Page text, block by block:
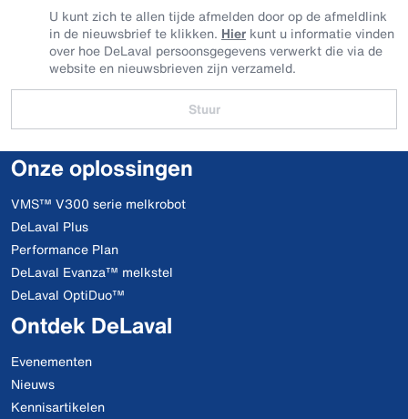
U kunt zich te allen tijde afmelden door op de afmeldlink
in de nieuwsbrief te klikken. Hier kunt u informatie vinden
over hoe DeLaval persoonsgegevens verwerkt die via de
website en nieuwsbrieven zijn verzameld.
Stuur
Onze oplossingen
VMS™ V300 serie melkrobot
DeLaval Plus
Performance Plan
DeLaval Evanza™ melkstel
DeLaval OptiDuo™
Ontdek DeLaval
Evenementen
Nieuws
Kennisartikelen